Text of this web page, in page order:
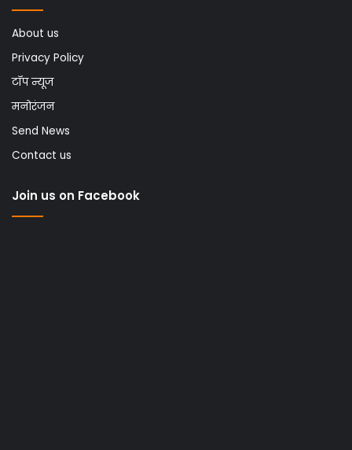
About us
Privacy Policy
टॉप न्यूज
मनोरंजन
Send News
Contact us
Join us on Facebook